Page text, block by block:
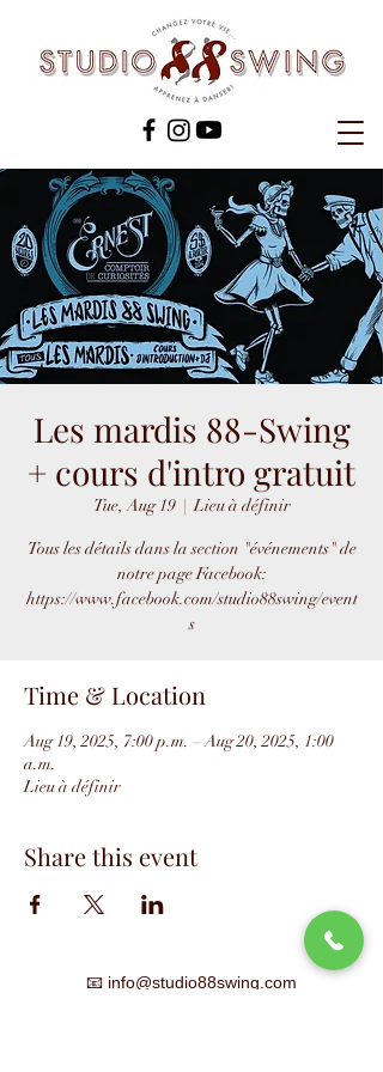
Les mardis 88-Swing
+ cours d'intro gratuit
Tue, Aug 19
  |
Lieu à définir
Tous les détails dans la section "événements" de
notre page Facebook:
https://www.facebook.com/studio88swing/event
s
Time & Location
Aug 19, 2025, 7:00 p.m. – Aug 20, 2025, 1:00
a.m.
Lieu à définir
Share this event
📧 info@studio88swing.com